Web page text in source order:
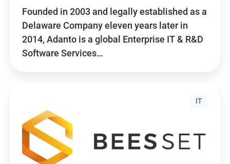
Founded in 2003 and legally established as a
Delaware Company eleven years later in
2014, Adanto is a global Enterprise IT & R&D
Software Services…
IT